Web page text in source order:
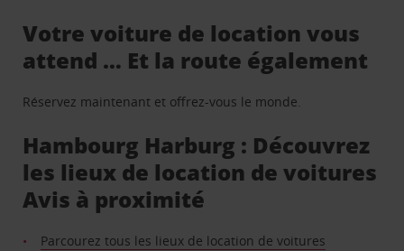
Votre voiture de location vous
attend … Et la route également
Réservez maintenant et offrez-vous le monde.
Hambourg Harburg : Découvrez
les lieux de location de voitures
Avis à proximité
Parcourez tous les lieux de location de voitures